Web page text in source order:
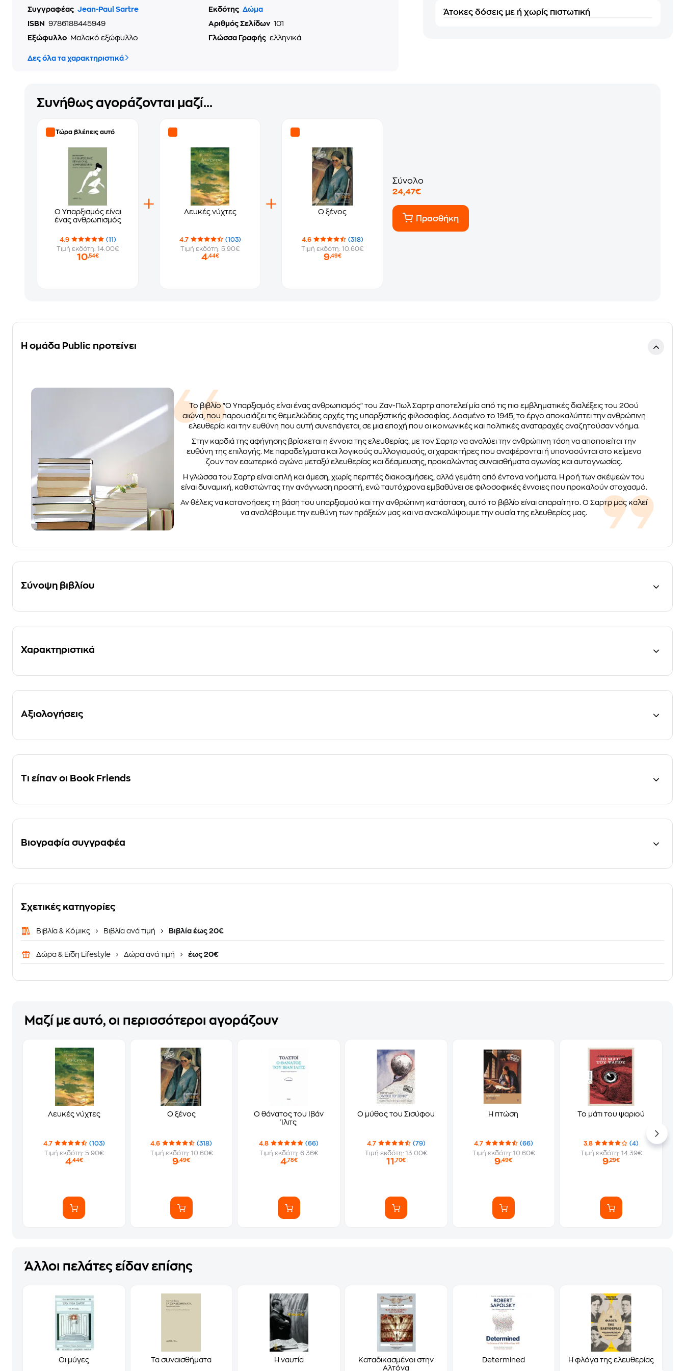
Συγγραφέας Jean-Paul Sartre Εκδότης Δώμα
ISBN
9786188445949 Αριθμός Σελίδων 101
Εξώφυλλο
Μαλακό εξώφυλλο Γλώσσα Γραφής ελληνικά
Δες όλα τα χαρακτηριστικά
Άτοκες δόσεις με ή χωρίς πιστωτική
Συνήθως αγοράζονται μαζί...
Τώρα βλέπεις αυτό
Ο Yπαρξισμός είναι
ένας ανθρωπισμός
4.9
(11)
Τιμή εκδότη: 14.00€
10,54€
Λευκές νύχτες
4.7
(103)
Τιμή εκδότη: 5.90€
4,44€
Ο ξένος
4.6
(318)
Τιμή εκδότη: 10.60€
9,49€
Σύνολο
24,47€
Προσθήκη
Η ομάδα Public προτείνει
Το βιβλίο "Ο Υπαρξισμός είναι ένας ανθρωπισμός" του Ζαν-Πωλ Σαρτρ αποτελεί μία από τις πιο εμβληματικές διαλέξεις του 20ού
αιώνα, που παρουσιάζει τις θεμελιώδεις αρχές της υπαρξιστικής φιλοσοφίας. Δοσμένο το 1945, το έργο αποκαλύπτει την ανθρώπινη
ελευθερία και την ευθύνη που αυτή συνεπάγεται, σε μια εποχή που οι κοινωνικές και πολιτικές αναταραχές αναζητούσαν νόημα.
Στην καρδιά της αφήγησης βρίσκεται η έννοια της ελευθερίας, με τον Σαρτρ να αναλύει την ανθρώπινη τάση να αποποιείται την
ευθύνη της επιλογής. Με παραδείγματα και λογικούς συλλογισμούς, οι χαρακτήρες που αναφέρονται ή υπονοούνται στο κείμενο
ζουν τον εσωτερικό αγώνα μεταξύ ελευθερίας και δέσμευσης, προκαλώντας συναισθήματα αγωνίας και αυτογνωσίας.
Η γλώσσα του Σαρτρ είναι απλή και άμεση, χωρίς περιττές διακοσμήσεις, αλλά γεμάτη από έντονα νοήματα. Η ροή των σκέψεών του
είναι δυναμική, καθιστώντας την ανάγνωση προσιτή, ενώ ταυτόχρονα εμβαθύνει σε φιλοσοφικές έννοιες που προκαλούν στοχασμό.
Αν θέλεις να κατανοήσεις τη βάση του υπαρξισμού και την ανθρώπινη κατάσταση, αυτό το βιβλίο είναι απαραίτητο. Ο Σαρτρ μας καλεί
να αναλάβουμε την ευθύνη των πράξεών μας και να ανακαλύψουμε την ουσία της ελευθερίας μας.
Σύνοψη βιβλίου
Χαρακτηριστικά
Αξιολογήσεις
Τι είπαν οι Book Friends
Βιογραφία συγγραφέα
Σχετικές κατηγορίες
Βιβλία & Κόμικς Βιβλία ανά τιμή Βιβλία έως 20€
Δώρα & Είδη Lifestyle Δώρα ανά τιμή έως 20€
Μαζί με αυτό, οι περισσότεροι αγοράζουν
Λευκές νύχτες
4.7
(103)
Τιμή εκδότη: 5.90€
4,44€
Ο ξένος
4.6
(318)
Τιμή εκδότη: 10.60€
9,49€
Ο θάνατος του Ιβάν
Ίλιτς
4.8
(66)
Τιμή εκδότη: 6.36€
4,78€
Ο μύθος του Σισύφου
4.7
(79)
Τιμή εκδότη: 13.00€
11,70€
Η πτώση
4.7
(66)
Τιμή εκδότη: 10.60€
9,49€
Το μάτι του ψαριού
3.8
(4)
Τιμή εκδότη: 14.39€
9,29€
Άλλοι πελάτες είδαν επίσης
Οι μύγες Τα συναισθήματα Η ναυτία
Καταδικασμένοι στην
Αλτόνα
Determined Η φλόγα της ελευθερίας